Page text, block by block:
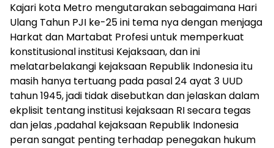
Kajari kota Metro mengutarakan sebagaimana Hari
Ulang Tahun PJI ke-25 ini tema nya dengan menjaga
Harkat dan Martabat Profesi untuk memperkuat
konstitusional institusi Kejaksaan, dan ini
melatarbelakangi kejaksaan Republik Indonesia itu
masih hanya tertuang pada pasal 24 ayat 3 UUD
tahun 1945, jadi tidak disebutkan dan jelaskan dalam
ekplisit tentang institusi kejaksaan RI secara tegas
dan jelas ,padahal kejaksaan Republik Indonesia
peran sangat penting terhadap penegakan hukum